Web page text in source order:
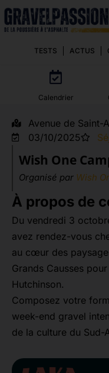
TESTS ACTUS
Calendrier
Avenue de Saint-
03/10/2025
Wish One
Organisé par Wish
À propos de
Du vendredi 3
avez rendez-vous
au cœur des
Grands Causses
Hutchinson.
Composez votre
week-end gravel
de la culture du Sud-